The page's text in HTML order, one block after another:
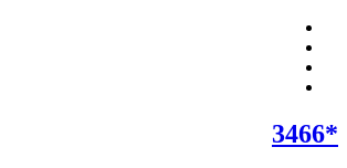
*3466